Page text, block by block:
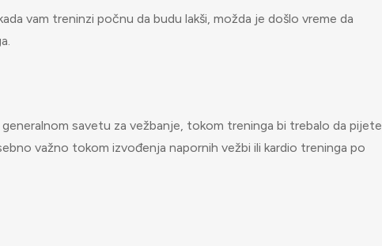
vam treninzi počnu da budu lakši, možda je došlo vreme da
generalnom savetu za vežbanje, tokom treninga bi trebalo da pijete
važno tokom izvođenja napornih vežbi ili kardio treninga po